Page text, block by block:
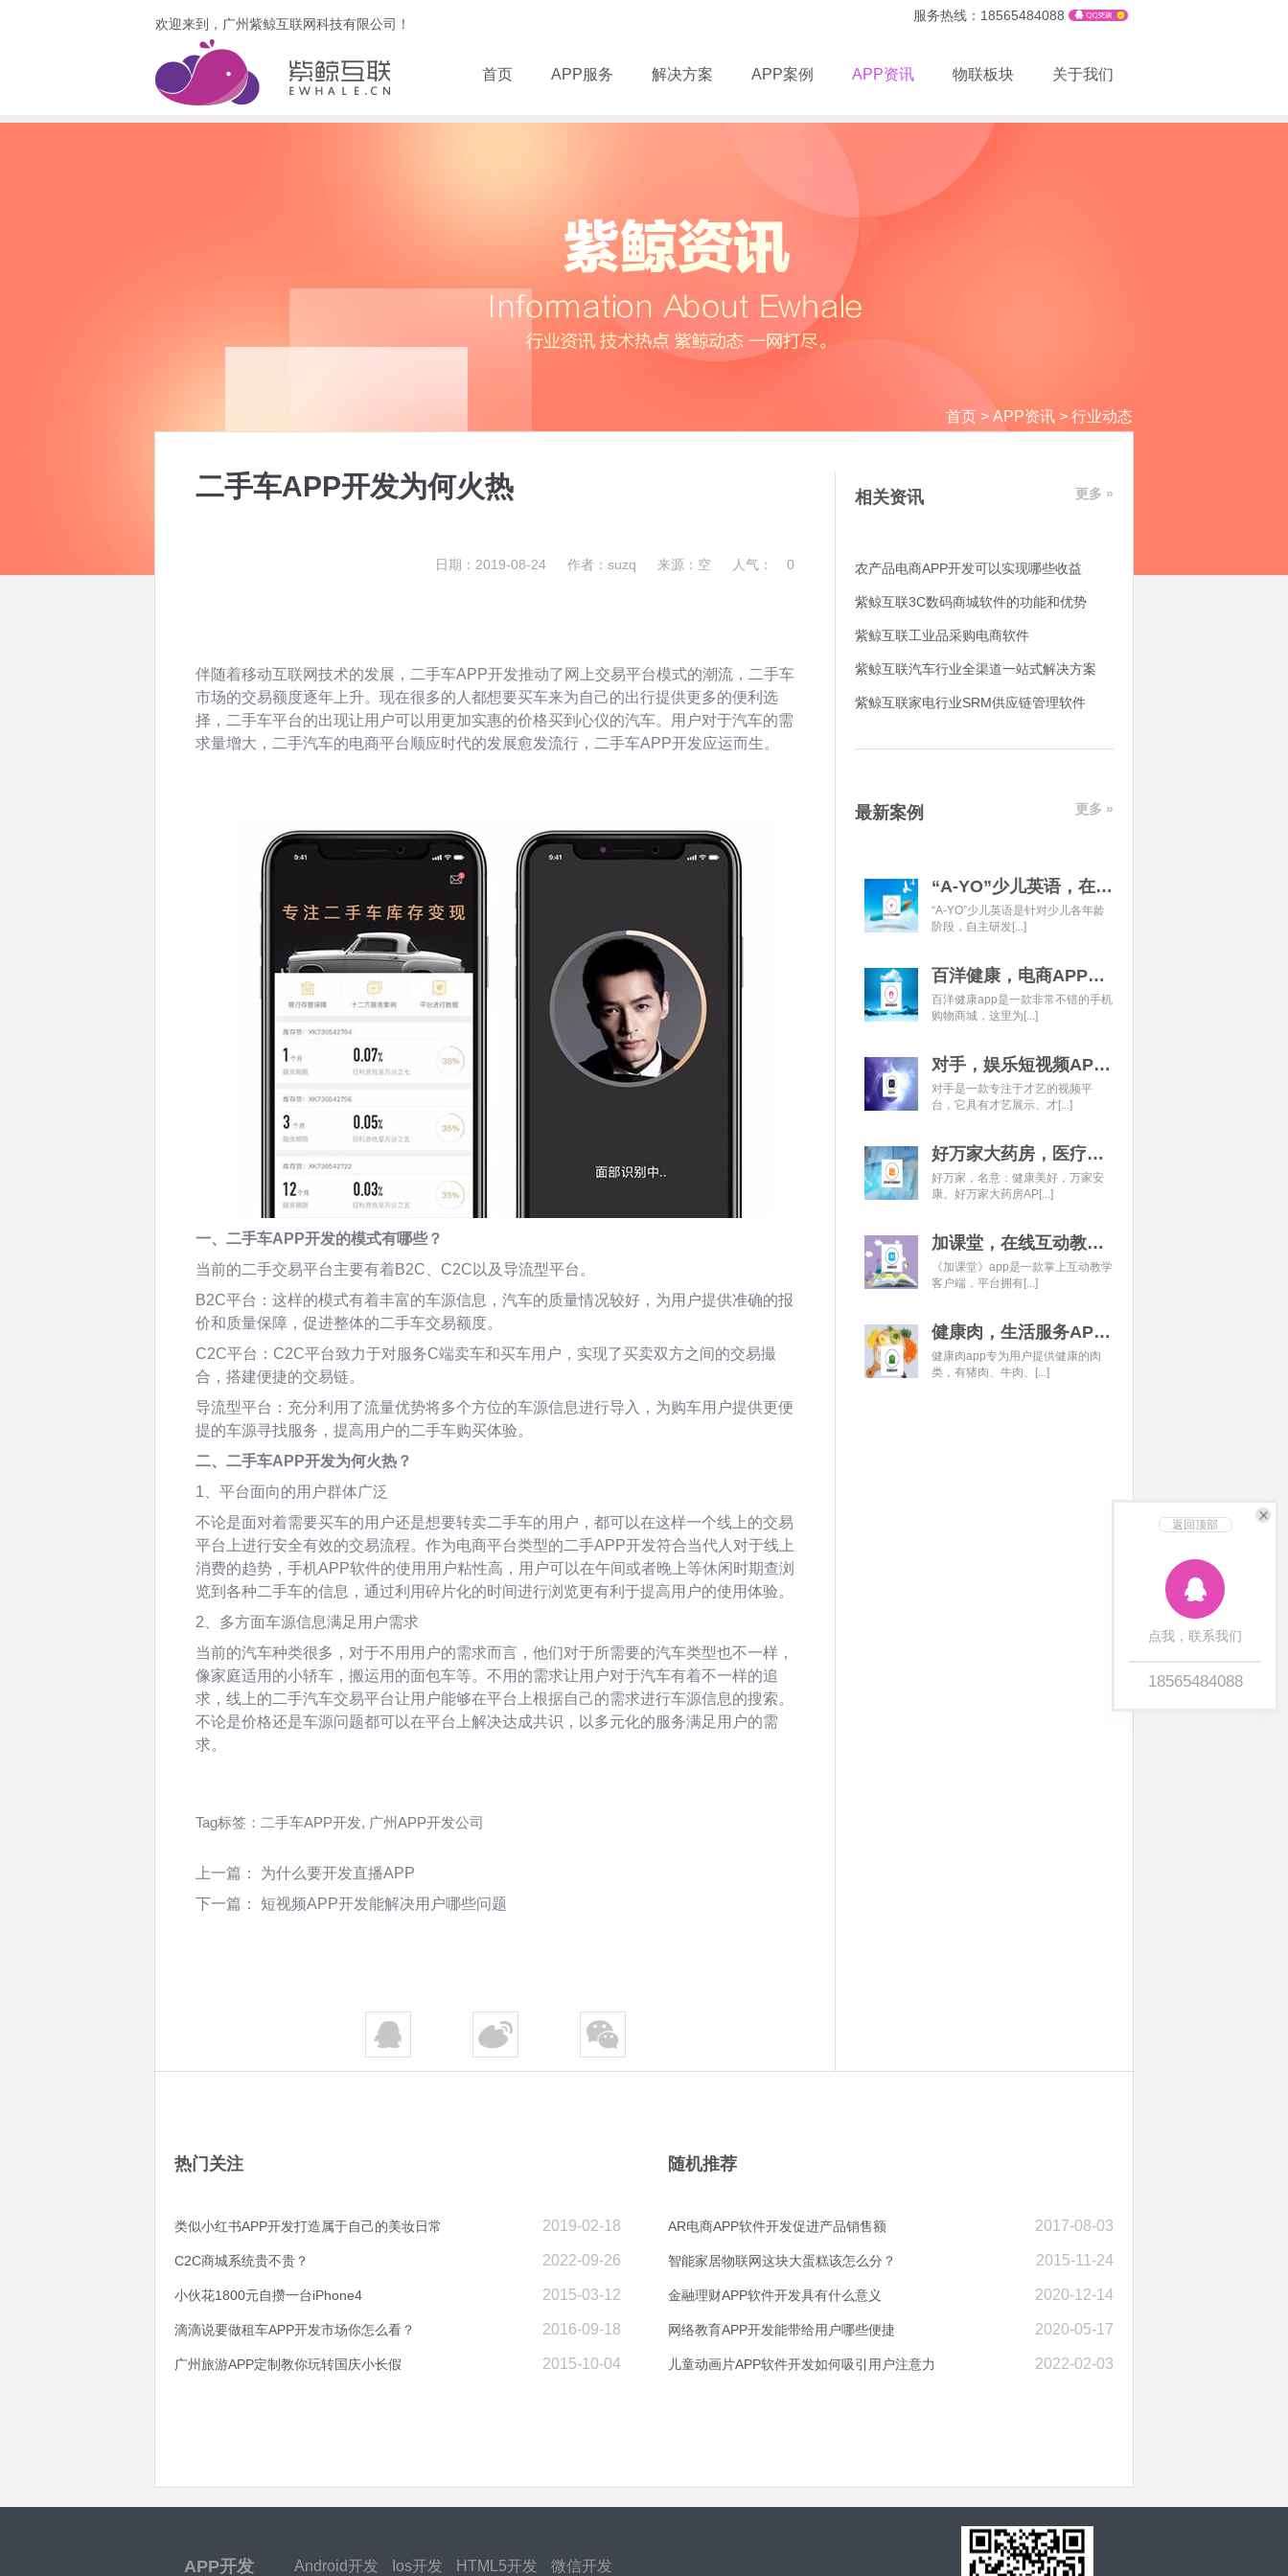
欢迎来到，广州紫鲸互联网科技有限公司！
服务热线：18565484088
首页 APP服务 解决方案 APP案例 APP资讯 物联板块 关于我们
返回顶部
点我，联系我们
18565484088
首页 > APP资讯 > 行业动态
二手车APP开发为何火热
日期：2019-08-24 作者：suzq 来源：空 人气： 0
伴随着移动互联网技术的发展，二手车APP开发推动了网上交易平台模式的潮流，二手车
市场的交易额度逐年上升。现在很多的人都想要买车来为自己的出行提供更多的便利选
择，二手车平台的出现让用户可以用更加实惠的价格买到心仪的汽车。用户对于汽车的需
求量增大，二手汽车的电商平台顺应时代的发展愈发流行，二手车APP开发应运而生。
一、二手车APP开发的模式有哪些？
当前的二手交易平台主要有着B2C、C2C以及导流型平台。
B2C平台：这样的模式有着丰富的车源信息，汽车的质量情况较好，为用户提供准确的报
价和质量保障，促进整体的二手车交易额度。
C2C平台：C2C平台致力于对服务C端卖车和买车用户，实现了买卖双方之间的交易撮
合，搭建便捷的交易链。
导流型平台：充分利用了流量优势将多个方位的车源信息进行导入，为购车用户提供更便
提的车源寻找服务，提高用户的二手车购买体验。
二、二手车APP开发为何火热？
1、平台面向的用户群体广泛
不论是面对着需要买车的用户还是想要转卖二手车的用户，都可以在这样一个线上的交易
平台上进行安全有效的交易流程。作为电商平台类型的二手APP开发符合当代人对于线上
消费的趋势，手机APP软件的使用用户粘性高，用户可以在午间或者晚上等休闲时期查浏
览到各种二手车的信息，通过利用碎片化的时间进行浏览更有利于提高用户的使用体验。
2、多方面车源信息满足用户需求
当前的汽车种类很多，对于不用用户的需求而言，他们对于所需要的汽车类型也不一样，
像家庭适用的小轿车，搬运用的面包车等。不用的需求让用户对于汽车有着不一样的追
求，线上的二手汽车交易平台让用户能够在平台上根据自己的需求进行车源信息的搜索。
不论是价格还是车源问题都可以在平台上解决达成共识，以多元化的服务满足用户的需
求。
Tag标签： 二手车APP开发, 广州APP开发公司
上一篇： 为什么要开发直播APP
下一篇： 短视频APP开发能解决用户哪些问题
相关资讯 更多 »
农产品电商APP开发可以实现哪些收益
紫鲸互联3C数码商城软件的功能和优势
紫鲸互联工业品采购电商软件
紫鲸互联汽车行业全渠道一站式解决方案
紫鲸互联家电行业SRM供应链管理软件
最新案例 更多 »
“A-YO”少儿英语，在线语言学习平台开发经典案例
“A-YO”少儿英语是针对少儿各年龄
阶段，自主研发[...]
百洋健康，电商APP开发经典案例
百洋健康app是一款非常不错的手机
购物商城，这里为[...]
对手，娱乐短视频APP开发经典案例
对手是一款专注于才艺的视频平
台，它具有才艺展示、才[...]
好万家大药房，医疗健康APP开发经典案例
好万家，名意：健康美好，万家安
康。好万家大药房AP[...]
加课堂，在线互动教育APP经典案例
《加课堂》app是一款掌上互动教学
客户端，平台拥有[...]
健康肉，生活服务APP开发经典案例
健康肉app专为用户提供健康的肉
类，有猪肉、牛肉、[...]
热门关注
2019-02-18
类似小红书APP开发打造属于自己的美妆日常
2022-09-26
C2C商城系统贵不贵？
2015-03-12
小伙花1800元自攒一台iPhone4
2016-09-18
滴滴说要做租车APP开发市场你怎么看？
2015-10-04
广州旅游APP定制教你玩转国庆小长假
随机推荐
2017-08-03
AR电商APP软件开发促进产品销售额
2015-11-24
智能家居物联网这块大蛋糕该怎么分？
2020-12-14
金融理财APP软件开发具有什么意义
2020-05-17
网络教育APP开发能带给用户哪些便捷
2022-02-03
儿童动画片APP软件开发如何吸引用户注意力
APP开发 Android开发 Ios开发 HTML5开发 微信开发